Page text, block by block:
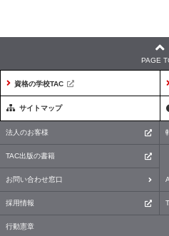
PAGE
資格の学校TAC
サイトマップ
法人のお客様
TAC出版の書籍
お問い合わせ窓口
採用情報
行動憲章